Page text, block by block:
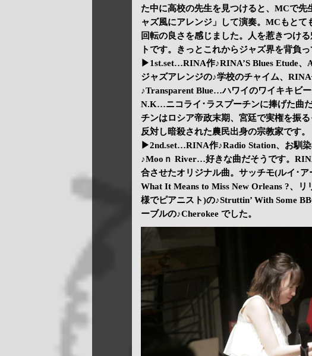
た中に高校の先生を見つけると、MCで
ャズ風にアレンジ」して演奏。MCもと
回転の良さを感じました。人を惹きつけ
トです。きっとこれからジャズ界を背負
▶1st.set…RINA作♪RINA’S Blues Etude
ジャズアレンジの♪学校のチャイム、
♪Transparent Blue…ハワイのワイキキビ
N.K…ニコライ･ラスプーチンに捧げた曲
チンはロシア帝政末期、宮廷で実権を振
反対し暗殺された農民出身の宗教家です。
▶2nd.set…RINA作♪Radio Station、お馴
♪Mooｎ River…好きな曲だそうです。
合させたオリジナル曲。サッチモ(ルイ･
What It Means to Miss New Orleans ?、
様でピアニスト)の♪Struttin’ With Some
ーブルの♪Cherokee でした。